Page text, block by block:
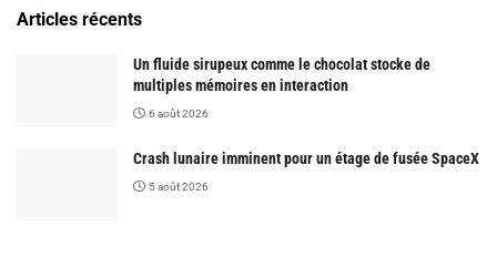
Articles récents
Un fluide sirupeux comme le chocolat stocke de
multiples mémoires en interaction
6 août 2026
Crash lunaire imminent pour un étage de fusée SpaceX
5 août 2026